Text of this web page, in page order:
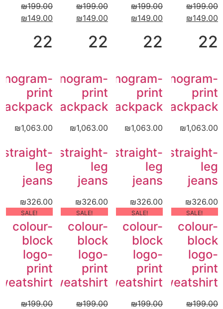
₪199.00
₪149.00
22
Monogram-
print
backpack
₪1,063.00
straight-
leg
jeans
₪326.00
!SALE
colour-
block
logo-
print
sweatshirt
₪199.00
₪199.00
₪149.00
22
Monogram-
print
backpack
₪1,063.00
straight-
leg
jeans
₪326.00
!SALE
colour-
block
logo-
print
sweatshirt
₪199.00
₪199.00
₪149.00
22
Monogram-
print
backpack
₪1,063.00
straight-
leg
jeans
₪326.00
!SALE
colour-
block
logo-
print
sweatshirt
₪199.00
₪199.00
₪149.00
22
print
₪1,063.00
straight-
leg
jeans
₪326.00
!SALE
colour-
block
logo-
print
₪199.00